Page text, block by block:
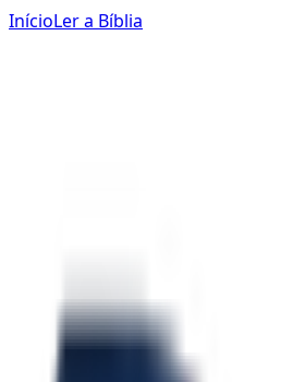
InícioLer a Bíblia